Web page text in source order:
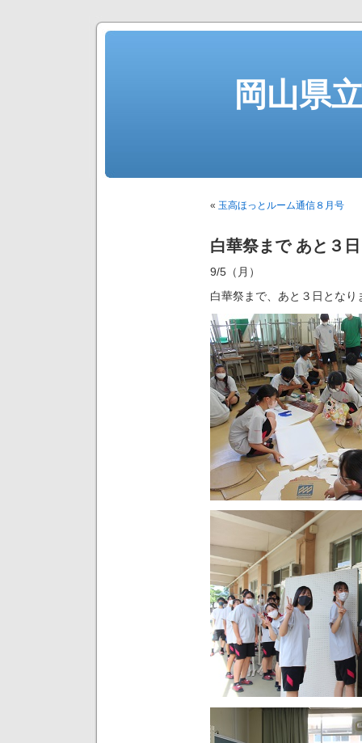
岡山県
« 玉高ほっとルーム通信８月号
白華祭まで あと３
9/5（月）
白華祭まで、あと３日となり